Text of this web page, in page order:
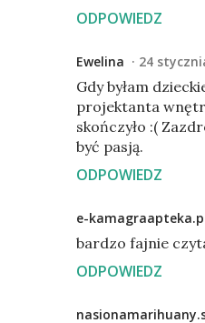
ODPOWIEDZ
Ewelina 24
Gdy byłam
projektanta
skończyło :(
być pasją.
ODPOWIEDZ
e-
bardzo fajnie
ODPOWIEDZ